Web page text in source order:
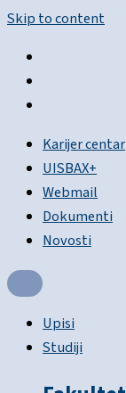
Skip to content
Karijer centar
UISBAX+
Webmail
Dokumenti
Novosti
Upisi
Studiji